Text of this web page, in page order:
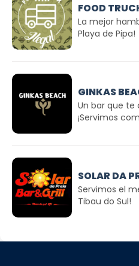
FOOD
La mejor
Playa de Pipa!
GINKAS
Un bar que
¡Servimos
SOLAR DA
Servimos el
Tibau do Sul!